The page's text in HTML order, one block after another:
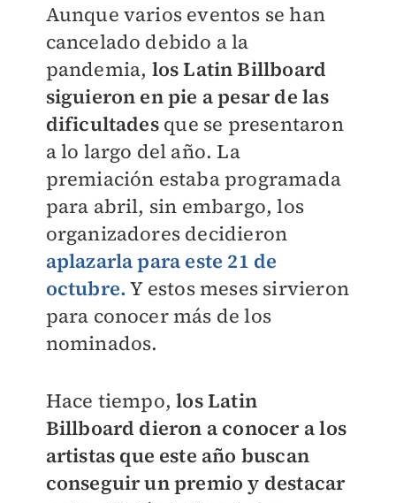
Aunque varios eventos se han
cancelado debido a la
pandemia, los Latin Billboard
siguieron en pie a pesar de las
dificultadesque se presentaron
a lo largo del año. La
premiación estaba programada
para abril, sin embargo, los
organizadores decidieron
aplazarla para este 21 de
octubre.Y estos meses sirvieron
para conocer más de los
nominados.
Hace tiempo,los Latin
Billboard dieron a conocer a los
artistas que este año buscan
conseguir un premio y destacar